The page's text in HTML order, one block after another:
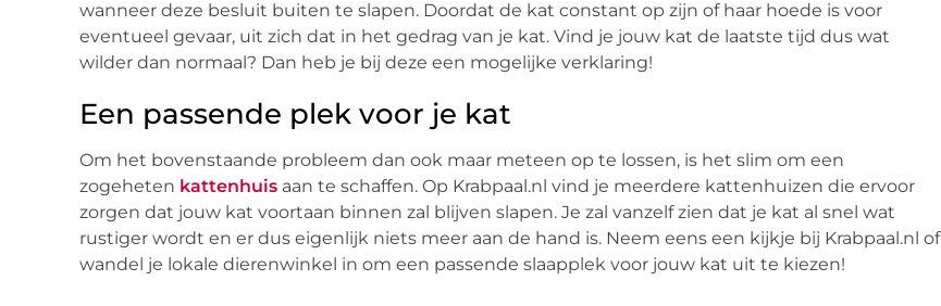
wanneer deze besluit buiten te slapen. Doordat de kat constant op zijn of haar hoede is voor
eventueel gevaar, uit zich dat in het gedrag van je kat. Vind je jouw kat de laatste tijd dus wat
wilder dan normaal? Dan heb je bij deze een mogelijke verklaring!
Een passende plek voor je kat
Om het bovenstaande probleem dan ook maar meteen op te lossen, is het slim om een
zogeheten kattenhuis aan te schaffen. Op Krabpaal.nl vind je meerdere kattenhuizen die ervoor
zorgen dat jouw kat voortaan binnen zal blijven slapen. Je zal vanzelf zien dat je kat al snel wat
rustiger wordt en er dus eigenlijk niets meer aan de hand is. Neem eens een kijkje bij Krabpaal.nl of
wandel je lokale dierenwinkel in om een passende slaapplek voor jouw kat uit te kiezen!